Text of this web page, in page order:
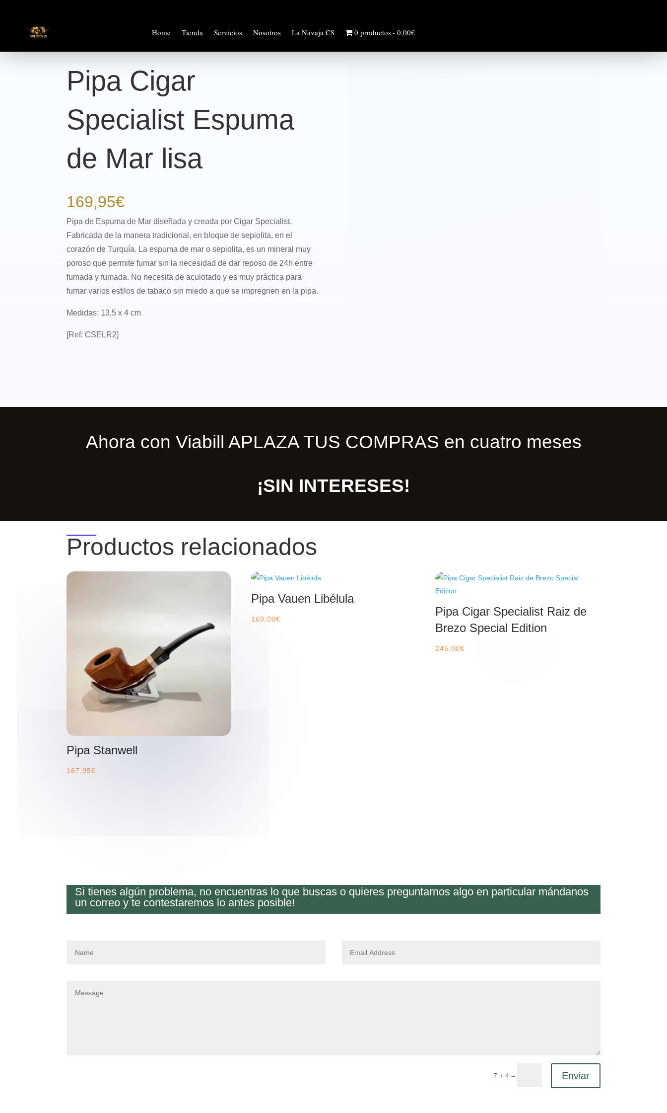
Home Tienda Servicios Nosotros La Navaja CS 0 productos 0,00€
Pipa Cigar
Specialist Espuma
de Mar lisa
169,95€
Pipa de Espuma de Mar diseñada y creada por Cigar Specialist.
Fabricada de la manera tradicional, en bloque de sepiolita, en el
corazón de Turquía. La espuma de mar o sepiolita, es un mineral muy
poroso que permite fumar sin la necesidad de dar reposo de 24h entre
fumada y fumada. No necesita de aculotado y es muy práctica para
fumar varios estilos de tabaco sin miedo a que se impregnen en la pipa.
Medidas: 13,5 x 4 cm
[Ref: CSELR2]
Ahora con Viabill APLAZA TUS COMPRAS en cuatro meses
¡SIN INTERESES!
Productos relacionados
Pipa Stanwell
187,95€
Pipa Vauen Libélula
169,00€
Pipa Cigar Specialist Raiz de
Brezo Special Edition
245,00€
Si tienes algún problema, no encuentras lo que buscas o quieres preguntarnos algo en particular mándanos
un correo y te contestaremos lo antes posible!
7 + 4= Enviar